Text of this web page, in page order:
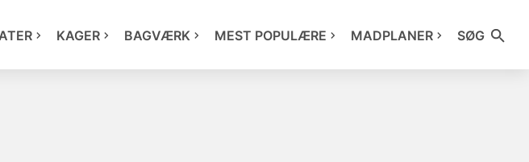
KAGER BAGVÆRK MEST POPULÆRE MADPLANER SØG